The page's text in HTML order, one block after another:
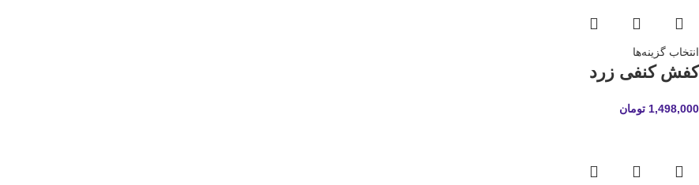
انتخاب گزینه‌ها
کفش کنفی زرد
1,498,000 تومان